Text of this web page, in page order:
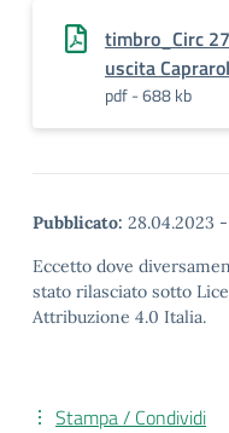
timbro_Circ
uscita
pdf - 688 kb
Pubblicato: 28.04.2023 -
Eccetto dove
stato rilasciato sotto
Attribuzione 4.0 Italia.
Stampa / Condividi